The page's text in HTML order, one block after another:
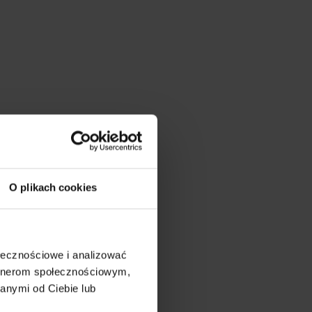
O plikach cookies
i analizować
społecznościowym,
od Ciebie lub